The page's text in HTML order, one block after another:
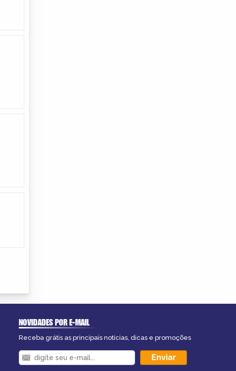
NOVIDADES POR E-MAIL
Receba grátis as principais notícias, dicas e promoções